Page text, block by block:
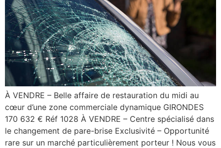
À VENDRE – Belle affaire de restauration du midi au
cœur d’une zone commerciale dynamique GIRONDES
170 632 € Réf 1028 À VENDRE – Centre spécialisé dans
le changement de pare-brise Exclusivité – Opportunité
rare sur un marché particulièrement porteur ! Nous vous